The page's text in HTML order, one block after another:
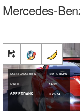
Mercedes-
МАКСИМАЛКА 381.5км/ч
РАНГ
1482
SPEEDRANK
0.2574